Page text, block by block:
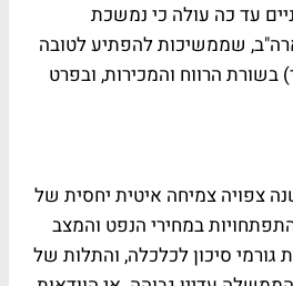
עד כה עולה כי נמשכת
שממשיכות להפתיע לטובה
הרווח והמכירות, ובפרט
צפויה צמיחה איטית יחסית של
במחירי הנפט והמצב
גורמי סיכון לכלכלה, והתלות של